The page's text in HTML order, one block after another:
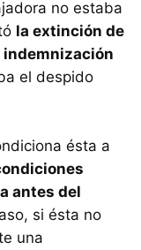
no estaba
la extinción de
indemnización
el despido
ésta a
antes del
si ésta no
una